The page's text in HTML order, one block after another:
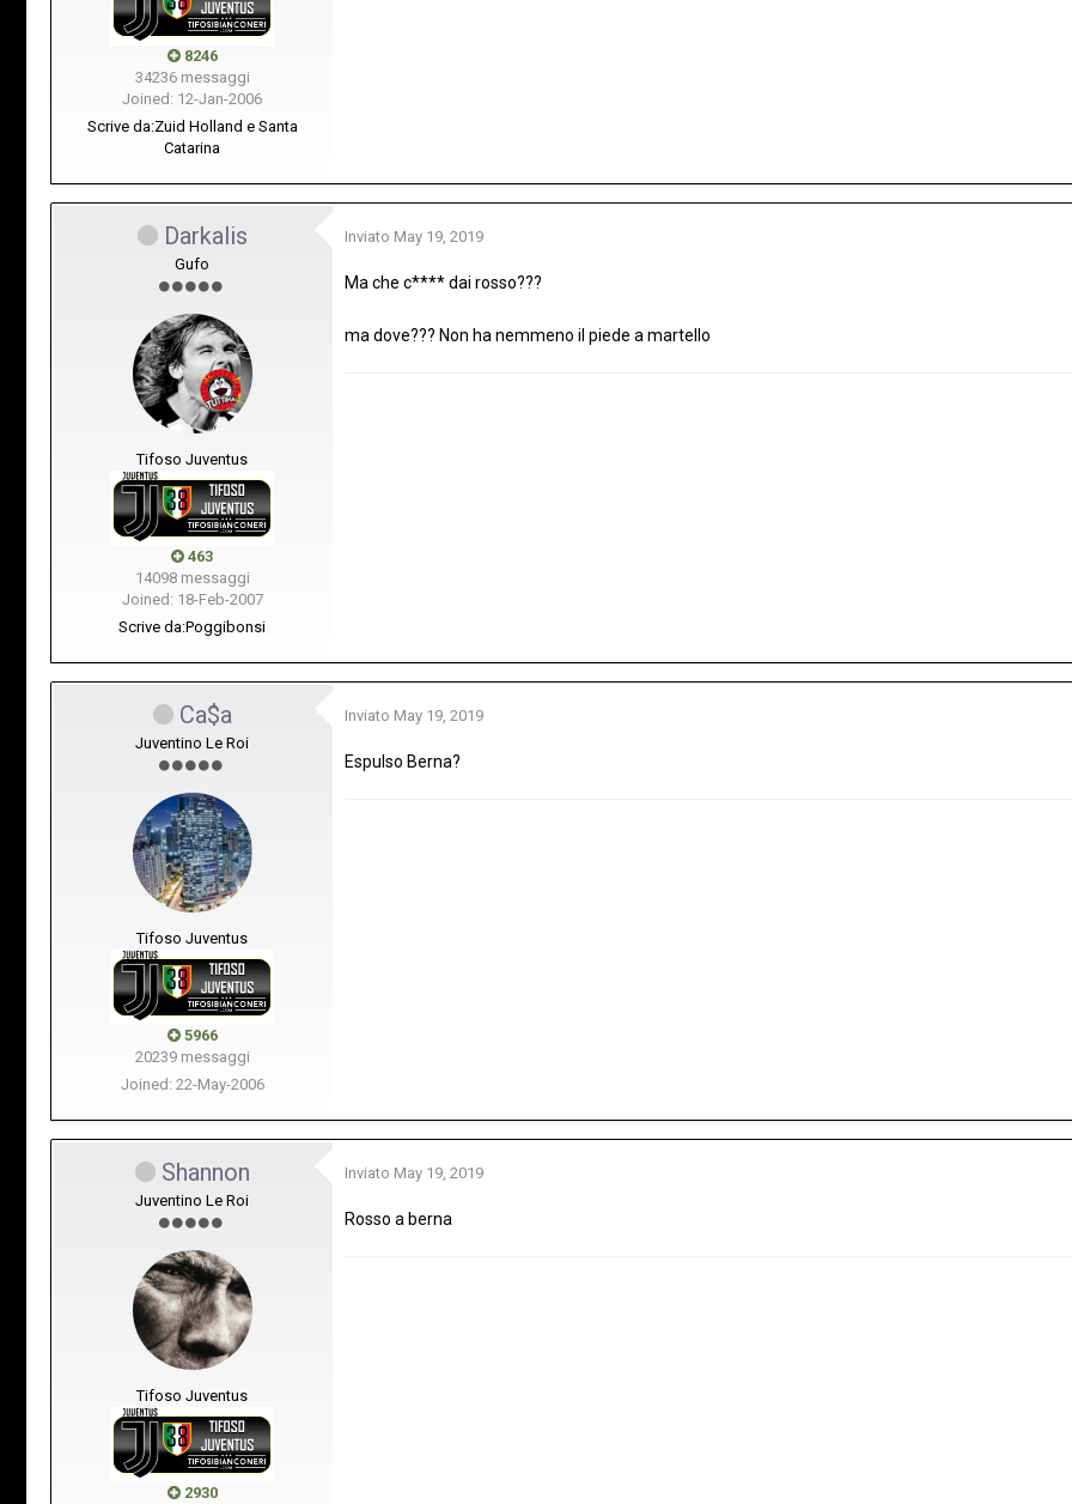
8246
34236 messaggi
Joined: 12-Jan-2006
Scrive da:Zuid Holland e Santa
Catarina
Darkalis
Gufo
Tifoso Juventus
463
14098 messaggi
Joined: 18-Feb-2007
Scrive da:Poggibonsi
Inviato May 19, 2019
Ma che c**** dai rosso???
ma dove??? Non ha nemmeno il piede a martello
Ca$a
Juventino Le Roi
Tifoso Juventus
5966
20239 messaggi
Joined: 22-May-2006
Inviato May 19, 2019
Espulso Berna?
Shannon
Juventino Le Roi
Tifoso Juventus
2930
Inviato May 19, 2019
Rosso a berna